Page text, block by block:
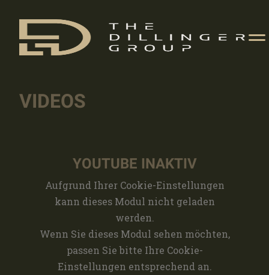
VIDEOS
YOUTUBE INAKTIV
Aufgrund Ihrer Cookie-Einstellungen
kann dieses Modul nicht geladen
werden.
Wenn Sie dieses Modul sehen möchten,
passen Sie bitte Ihre Cookie-
Einstellungen entsprechend an.